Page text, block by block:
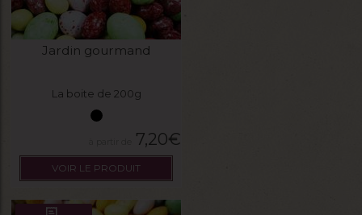
Jardin gourmand
La boite de 200g
7,20€
VOIR LE PRODUIT